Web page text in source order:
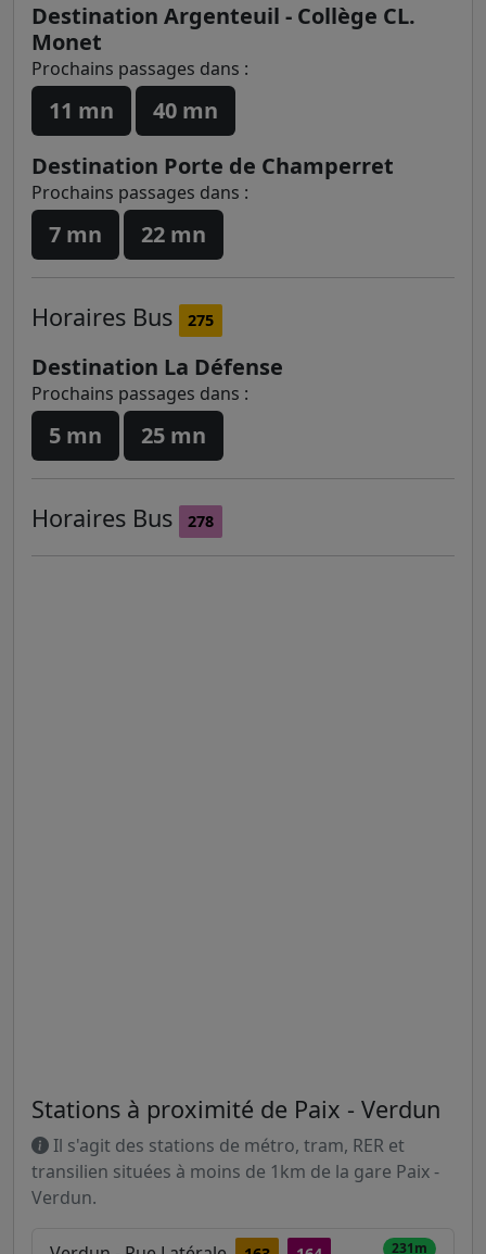
Destination Argenteuil - Collège CL.
Monet
Prochains passages dans :
11 mn
40 mn
Destination Porte de Champerret
Prochains passages dans :
7 mn 22 mn
Horaires Bus 275
Destination La Défense
Prochains passages dans :
5 mn 25 mn
Horaires Bus 278
Stations à proximité de Paix - Verdun
Il s'agit des stations de métro, tram, RER et
transilien situées à moins de 1km de la gare Paix -
Verdun.
231m